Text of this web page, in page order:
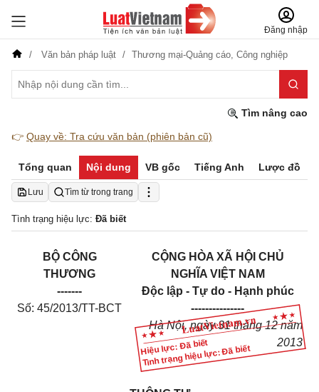
Đăng nhập
Văn bản pháp luật Thương mại-Quảng cáo, Công nghiệp
Tìm nâng cao
👉 Quay về: Tra cứu văn bản (phiên bản cũ)
Tổng quan Nội dung VB gốc Tiếng Anh Lược đồ
Lưu Tìm từ trong trang
Tình trạng hiệu lực: Đã biết
Hiệu lực: Đã biết
Tình trạng hiệu lực: Đã biết
BỘ CÔNG
THƯƠNG
-------
Số: 45/2013/TT-BCT
CỘNG HÒA XÃ HỘI CHỦ
NGHĨA VIỆT NAM
Độc lập - Tự do - Hạnh phúc
---------------
Hà Nội, ngày 31 tháng 12 năm
2013